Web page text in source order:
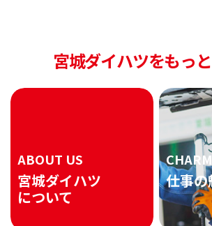
宮城ダイハツをもっ
ABOUT US
宮城ダイハツ
について
仕事の